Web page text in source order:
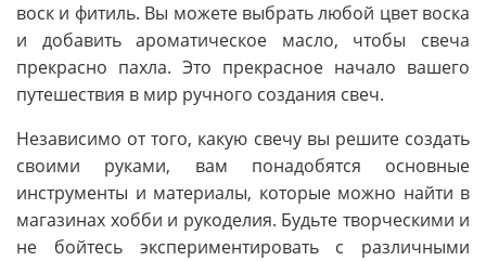
воск и фитиль. Вы можете выбрать любой цвет воска
и добавить ароматическое масло, чтобы свеча
прекрасно пахла. Это прекрасное начало вашего
путешествия в мир ручного создания свеч.
Независимо от того, какую свечу вы решите создать
своими руками, вам понадобятся основные
инструменты и материалы, которые можно найти в
магазинах хобби и рукоделия. Будьте творческими и
не бойтесь экспериментировать с различными